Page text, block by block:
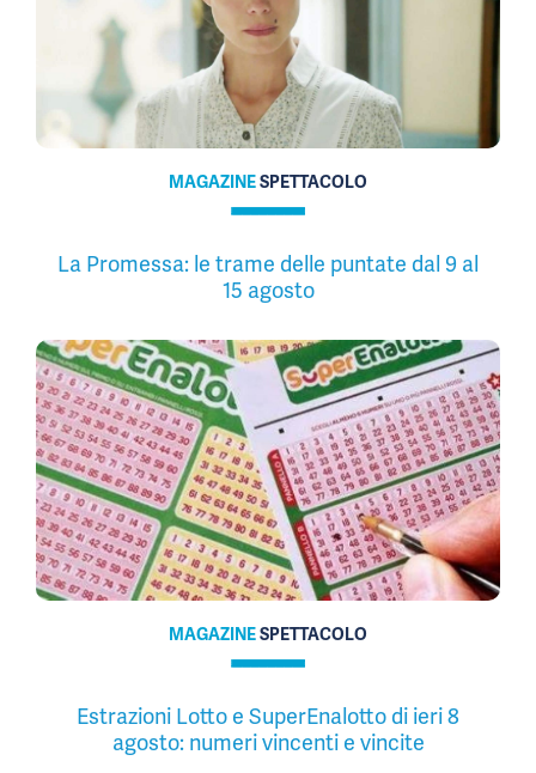
MAGAZINESPETTACOLO
La Promessa: le trame delle puntate dal 9 al
15 agosto
MAGAZINESPETTACOLO
Estrazioni Lotto e SuperEnalotto di ieri 8
agosto: numeri vincenti e vincite